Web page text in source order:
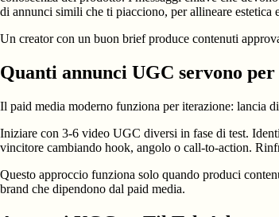
di annunci simili che ti piacciono, per allineare
Un creator con un buon brief produce contenuti
Quanti annunci UGC servono per
Il paid media moderno funziona per iterazione: lancia
Iniziare con 3-6 video UGC diversi in fase di test.
vincitore cambiando hook, angolo o call-to-action.
Questo approccio funziona solo quando produci
brand che dipendono dal paid media.